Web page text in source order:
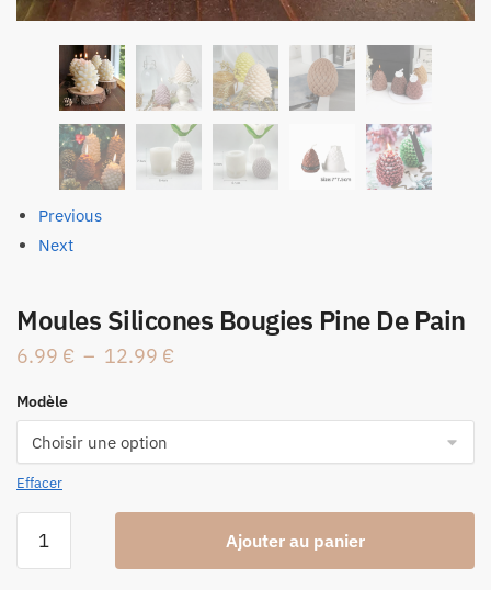
Previous
Next
Moules Silicones Bougies Pine De Pain
6.99 € – 12.99 €
Modèle
Effacer
Ajouter au panier